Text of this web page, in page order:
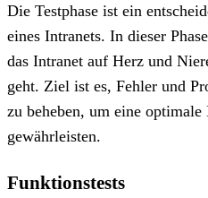
Die Testphase ist ein
eines Intranets. In dieser
das Intranet auf Herz und
geht. Ziel ist es, Fehler und
zu beheben, um eine
gewährleisten.
Funktionstests